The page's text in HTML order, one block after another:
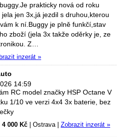
prakticky nová od roku
jela jen 3x,já jezdil s druhou,kterou
k ní.Buggy je plně funkčí,stav
zboží (jela 3x takže oděrky je, ze
Z…
inzerát »
14:59
RC model značky HSP Octane V
1/10 ve verzi 4x4 3x baterie, bez
4 000 Kč Ostrava| Zobrazit inzerát »